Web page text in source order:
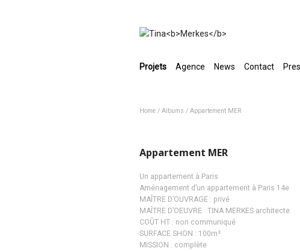
Projets Agence News Contact
Home / Albums / Appartement MER
Appartement MER
Un appartement à Paris
Aménagement d’un appartement à Paris 14e
MAÎTRE D’OUVRAGE : privé
MAÎTRE D’OEUVRE : TINA MERKES architecte
COÛT HT : non communiqué
SURFACE SHON : 100m²
MISSION : complète